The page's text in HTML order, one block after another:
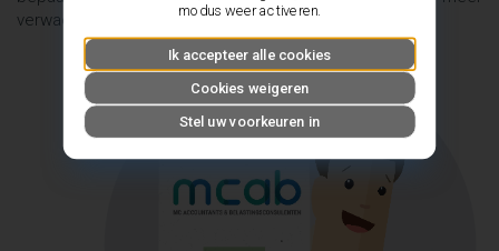
verwachten.
modus weer activeren.
Ik accepteer alle cookies
Cookies weigeren
Stel uw voorkeuren in